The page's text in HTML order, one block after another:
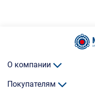
О компании
Покупателям